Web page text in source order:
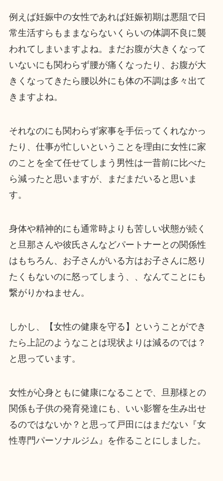
例えば妊娠中の女性であれば妊娠初期は悪阻で日
常生活すらもままならないくらいの体調不良に襲
われてしまいますよね。まだお腹が大きくなって
いないにも関わらず腰が痛くなったり、お腹が大
きくなってきたら腰以外にも体の不調は多々出て
きますよね。
それなのにも関わらず家事を手伝ってくれなかっ
たり、仕事が忙しいということを理由に女性に家
のことを全て任せてしまう男性は一昔前に比べた
ら減ったと思いますが、まだまだいると思いま
す。
身体や精神的にも通常時よりも苦しい状態が続く
と旦那さんや彼氏さんなどパートナーとの関係性
はもちろん、お子さんがいる方はお子さんに怒り
たくもないのに怒ってしまう、、なんてことにも
繋がりかねません。
しかし、【女性の健康を守る】ということができ
たら上記のようなことは現状よりは減るのでは？
と思っています。
女性が心身ともに健康になることで、旦那様との
関係も子供の発育発達にも、いい影響を生み出せ
るのではないか？と思って戸田にはまだない『女
性専門パーソナルジム』を作ることにしました。